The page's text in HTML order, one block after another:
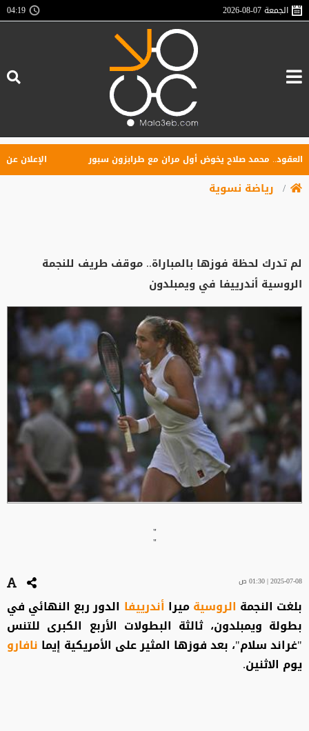
الجمعة2026-08-07
04:19
محمد صلاح يخوض أول مران مع طرابزون سبور الإعلان عن
رياضة نسوية
لم تدرك لحظة فوزها بالمباراة.. موقف طريف للنجمة
الروسية أندرييفا في ويمبلدون
"
"
2025-07-08 | 01:30 ص
بلغت النجمة الروسيةميرا أندرييفا الدور ربع النهائي في
بطولة ويمبلدون، ثالثة البطولات الأربع الكبرى للتنس
"غراند سلام"، بعد فوزها المثير على الأمريكية إيما نافارو
يوم الاثنين.